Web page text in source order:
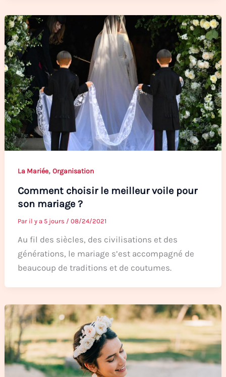
La Mariée, Organisation
Comment choisir le meilleur voile pour
son mariage ?
Par il y a 5 jours / 08/24/2021
Au fil des siècles, des civilisations et des
générations, le mariage s’est accompagné de
beaucoup de traditions et de coutumes.